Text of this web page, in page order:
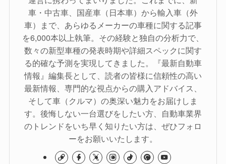
車・中古車、国産車（日本車）から輸入車（外
車）まで、あらゆるメーカーの車種に関する記事
を6,000本以上執筆。その経験と独自の分析力で、
数々の新型車種の発表時期や詳細スペックに関す
る的確な予測を実現してきました。『最新自動車
情報』編集長として、読者の皆様に信頼性の高い
最新情報、専門的な視点からの購入アドバイス、
そして車（クルマ）の奥深い魅力をお届けしま
す。後悔しない一台選びをしたい方、自動車業界
のトレンドをいち早く知りたい方は、ぜひフォロ
ーをお願いいたします。